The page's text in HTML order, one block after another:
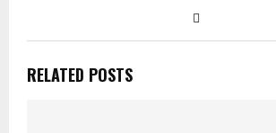
RELATED POSTS